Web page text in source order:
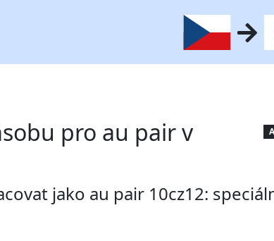
pro au pair v
jako au pair 10cz12: